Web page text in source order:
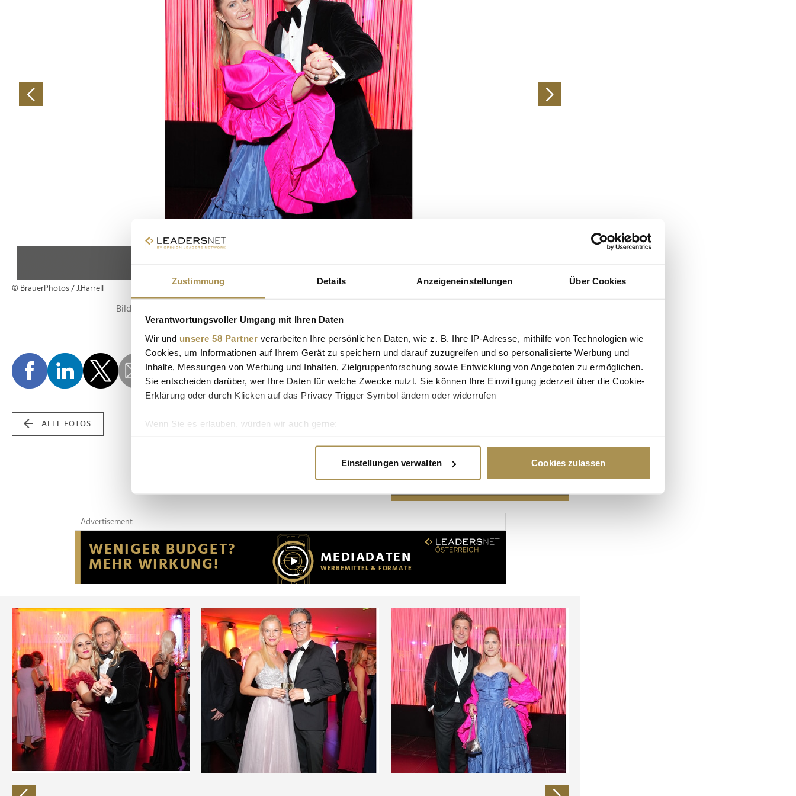
Zustimmung Details Anzeigeneinstellungen Über Cookies
Verantwortungsvoller Umgang mit Ihren Daten
Wir und unsere 58 Partner verarbeiten Ihre persönlichen Daten, wie z. B. Ihre IP-Adresse, mithilfe von Technologien wie
Cookies, um Informationen auf Ihrem Gerät zu speichern und darauf zuzugreifen und so personalisierte Werbung und
Inhalte, Messungen von Werbung und Inhalten, Zielgruppenforschung sowie Entwicklung von Angeboten zu ermöglichen.
Sie entscheiden darüber, wer Ihre Daten für welche Zwecke nutzt. Sie können Ihre Einwilligung jederzeit über die Cookie-
Erklärung oder durch Klicken auf das Privacy Trigger Symbol ändern oder widerrufen
Wenn Sie es erlauben, würden wir auch gerne:
Erfahren Sie mehr darüber, wie Ihre persönlichen Daten verarbeitet werden, und legen Sie Ihre Präferenzen im
Wir verwenden Cookies, um Inhalte und Anzeigen zu personalisieren, Funktionen für soziale Medien anbieten zu können
Website an unsere Partner für soziale Medien, Werbung und Analysen weiter. Unsere Partner führen diese Informationen
möglicherweise mit weiteren Daten zusammen, die Sie ihnen bereitgestellt haben oder die sie im Rahmen Ihrer Nutzung
der Dienste gesammelt haben.
Einstellungen verwalten Cookies zulassen
© BrauerPhotos / J.Harrell
ALLE FOTOS
Advertisement
Advertisement